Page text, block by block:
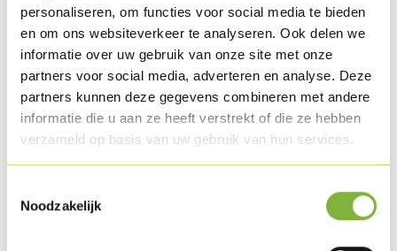
personaliseren, om functies voor social media te bieden
en om ons websiteverkeer te analyseren. Ook delen we
informatie over uw gebruik van onze site met onze
partners voor social media, adverteren en analyse. Deze
partners kunnen deze gegevens combineren met andere
informatie die u aan ze heeft verstrekt of die ze hebben
verzameld op basis van uw gebruik van hun services.
Noodzakelijk
Bobo kalkoenham
Referentie: 150
Omschrijving
Gekookt en gemarineerd kalkoendijvlees in blokvorm.
Verpakking